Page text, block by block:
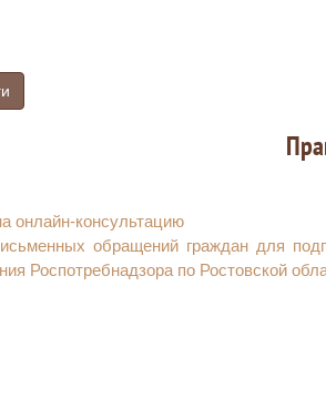
онлайн-консультацию
обращений граждан для
Роспотребнадзора по Ростовской